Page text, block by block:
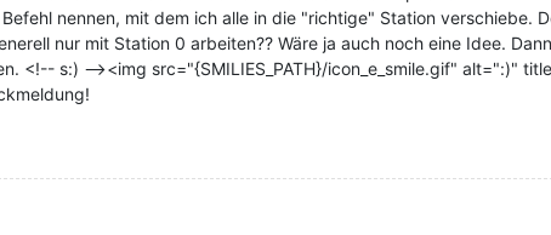
nennen, mit dem ich alle in die "richtige" Station verschiebe.
nur mit Station 0 arbeiten?? Wäre ja auch noch eine Idee.
<!-- s:) --><img src="{SMILIES_PATH}/icon_e_smile.gif" alt=":)"